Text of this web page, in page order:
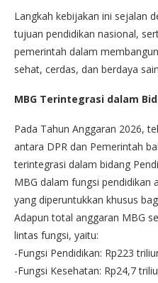
Langkah kebijakan ini sejalan
tujuan pendidikan nasional,
pemerintah dalam
sehat, cerdas, dan berdaya
MBG Terintegrasi dalam
Pada Tahun Anggaran 2026,
antara DPR dan Pemerintah
terintegrasi dalam bidang
MBG dalam fungsi pendidikan
yang diperuntukkan khusus
Adapun total anggaran MBG
lintas fungsi, yaitu:
-Fungsi Pendidikan: Rp223
-Fungsi Kesehatan: Rp24,7